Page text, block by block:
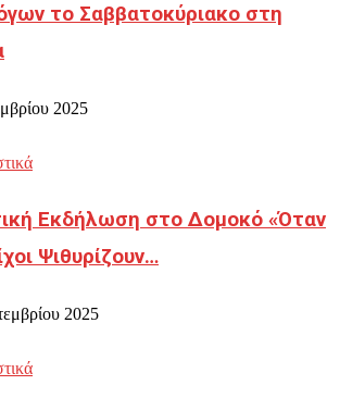
το Σαββατοκύριακο στη
2025
Εκδήλωση στο Δομοκό «Όταν
Ψιθυρίζουν…
2025